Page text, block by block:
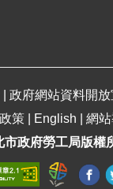
政府網站資料開
策
English
網
市政府勞工局版權